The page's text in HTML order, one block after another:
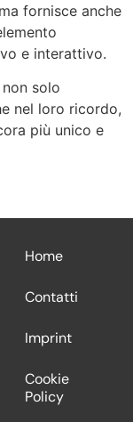
fornisce anche
e interattivo.
solo
nel loro ricordo,
più unico e
Home
Contatti
Imprint
Cookie
Policy